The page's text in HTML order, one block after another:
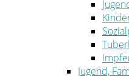
Jugend,